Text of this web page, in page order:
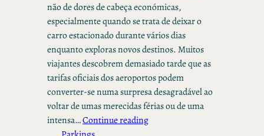
não de dores de cabeça económicas,
especialmente quando se trata de deixar o
carro estacionado durante vários dias
enquanto exploras novos destinos. Muitos
viajantes descobrem demasiado tarde que as
tarifas oficiais dos aeroportos podem
converter-se numa surpresa desagradável ao
voltar de umas merecidas férias ou de uma
intensa…Continue reading